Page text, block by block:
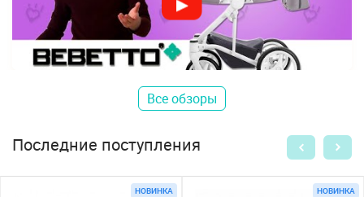
Все обзоры
Последние поступления
НОВИНКА НОВИНКА